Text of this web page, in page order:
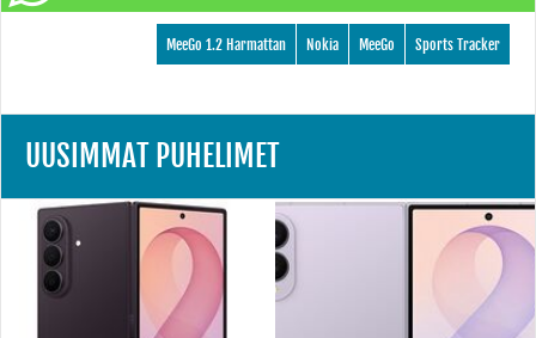
Sports Tracker
MeeGo
Nokia
MeeGo 1.2 Harmattan
UUSIMMAT PUHELIMET